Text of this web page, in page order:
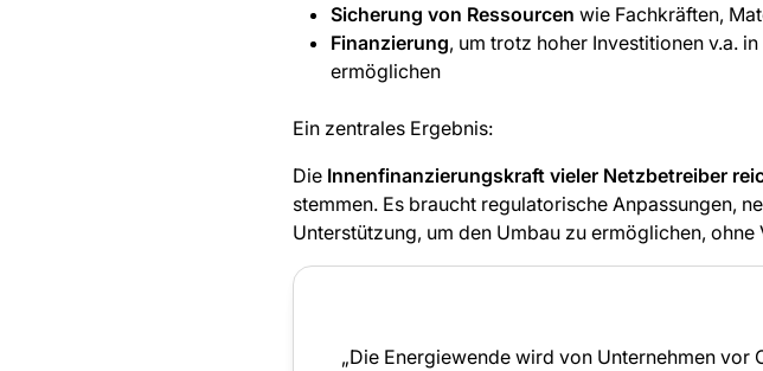
Sicherung von Ressourcen wie Fachkräften,
Finanzierung, um trotz hoher Investitionen v.a.
ermöglichen
Ein zentrales Ergebnis:
Die Innenfinanzierungskraft vieler Netzbetreiber
stemmen. Es braucht regulatorische Anpassungen,
Unterstützung, um den Umbau zu ermöglichen,
„Die Energiewende wird von Unternehmen